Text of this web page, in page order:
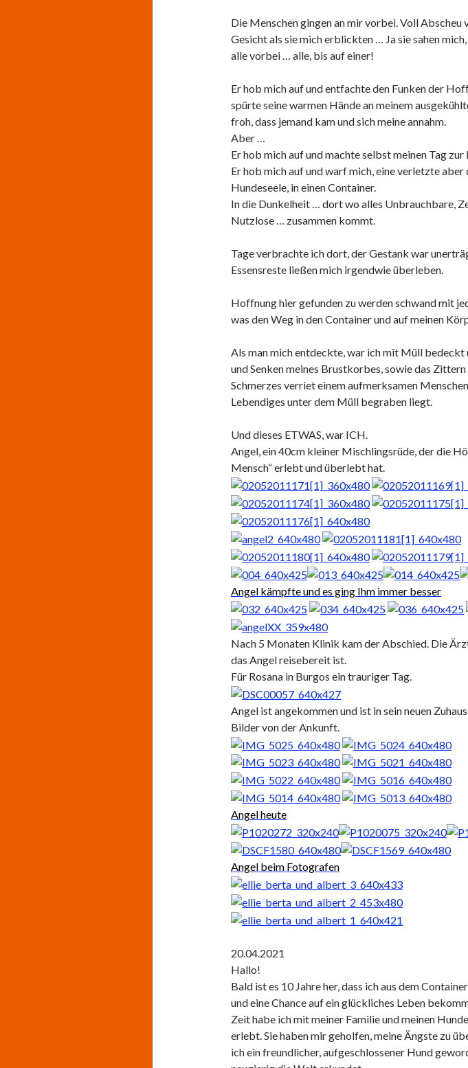
Die Menschen gingen an mir vorbei. Voll Abscheu
Gesicht als sie mich erblickten … Ja sie sahen
alle vorbei … alle, bis auf einer!
Er hob mich auf und entfachte den Funken der
spürte seine warmen Hände an meinem
froh, dass jemand kam und sich meine annahm.
Aber …
Er hob mich auf und machte selbst meinen Tag zur
Er hob mich auf und warf mich, eine verletzte
Hundeseele, in einen Container.
In die Dunkelheit … dort wo alles Unbrauchbare,
Nutzlose … zusammen kommt.
Tage verbrachte ich dort, der Gestank war
Essensreste ließen mich irgendwie überleben.
Hoffnung hier gefunden zu werden schwand mit
was den Weg in den Container und auf meinen
Als man mich entdeckte, war ich mit Müll bedeckt
und Senken meines Brustkorbes, sowie das Zittern
Schmerzes verriet einem aufmerksamen
Lebendiges unter dem Müll begraben liegt.
Und dieses ETWAS, war ICH.
Angel, ein 40cm kleiner Mischlingsrüde, der die
Mensch“ erlebt und überlebt hat.
Angel kämpfte und es ging Ihm immer besser
Nach 5 Monaten Klinik kam der Abschied. Die
das Angel reisebereit ist.
Für Rosana in Burgos ein trauriger Tag.
Angel ist angekommen und ist in sein neuen
Bilder von der Ankunft.
Angel heute
Angel beim Fotografen
20.04.2021
Hallo!
Bald ist es 10 Jahre her, dass ich aus dem
und eine Chance auf ein glückliches Leben
Zeit habe ich mit meiner Familie und meinen
erlebt. Sie haben mir geholfen, meine Ängste zu
ich ein freundlicher, aufgeschlossener Hund